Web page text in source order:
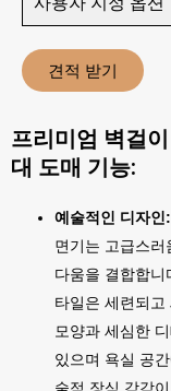
견적 받기
프리미엄 벽걸
대 도매 기능:
예술적인 디자인:
면기는 고급스러
다움을 결합합니
타일은 세련되
모양과 세심한
있으며 욕실 공